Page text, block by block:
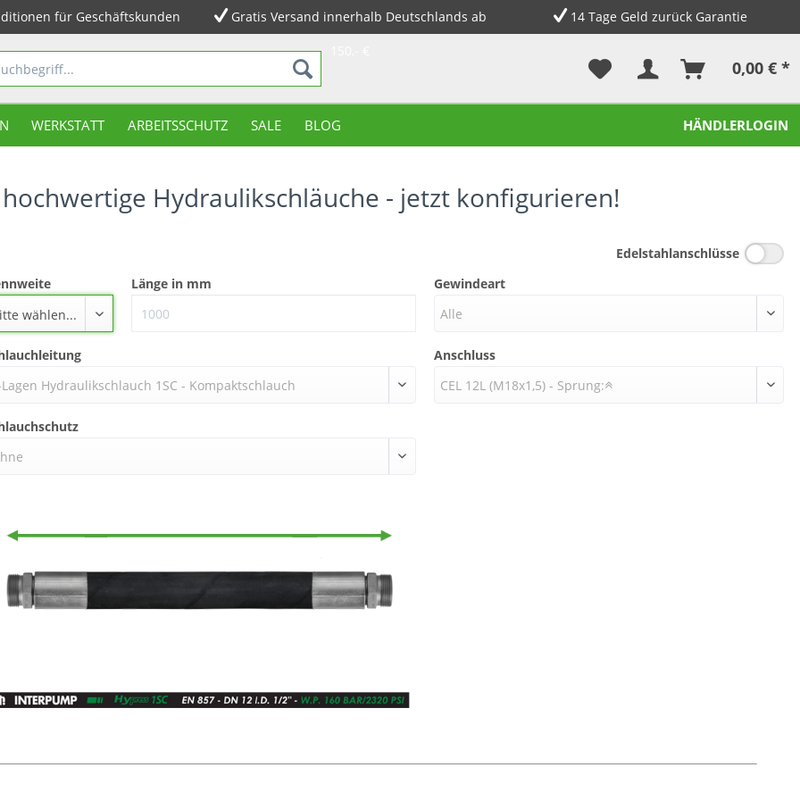
für Geschäftskunden
Gratis Versand innerhalb Deutschlands ab
14 Tage Geld zurück Garantie
0,00 € *
WERKSTATT ARBEITSSCHUTZ SALE BLOG HÄNDLERLOGIN
Hydraulikschläuche - jetzt konfigurieren!
Edelstahlanschlüsse
wählen...
Länge in mm
Hydraulikschlauch 1SC - Kompaktschlauch
Gewindeart
Alle
Anschluss
CEL 12L (M18x1,5) - Sprung: